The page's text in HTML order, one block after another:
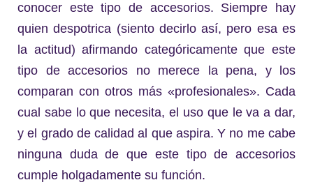
conocer este tipo de accesorios. Siempre hay
quien despotrica (siento decirlo así, pero esa es
la actitud) afirmando categóricamente que este
tipo de accesorios no merece la pena, y los
comparan con otros más «profesionales». Cada
cual sabe lo que necesita, el uso que le va a dar,
y el grado de calidad al que aspira. Y no me cabe
ninguna duda de que este tipo de accesorios
cumple holgadamente su función.